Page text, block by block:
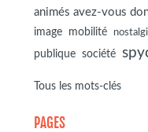
animés avez-vous
image mobilité
publique
société
Tous les mots-clés
PAGES